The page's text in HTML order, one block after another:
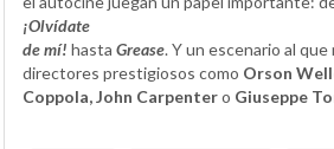
¡Olvídate
de mí! hasta Grease. Y un escenario al que
directores prestigiosos como Orson
Coppola, John Carpentero Giuseppe